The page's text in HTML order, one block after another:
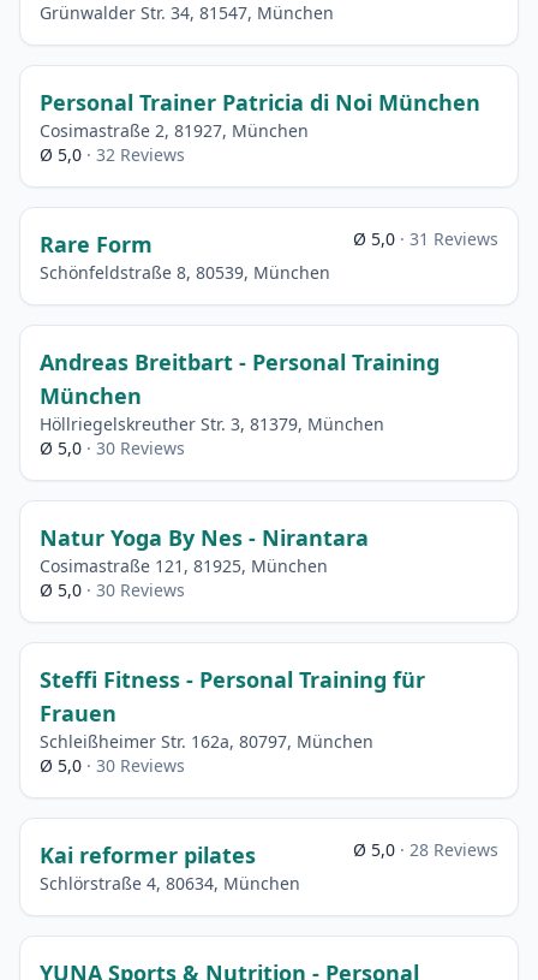
Grünwalder Str. 34, 81547, München
Personal Trainer Patricia di Noi München
Cosimastraße 2, 81927, München
Ø 5,0 · 32 Reviews
Rare Form
Schönfeldstraße 8, 80539, München
Ø 5,0 · 31 Reviews
Andreas Breitbart - Personal Training
München
Höllriegelskreuther Str. 3, 81379, München
Ø 5,0 · 30 Reviews
Natur Yoga By Nes - Nirantara
Cosimastraße 121, 81925, München
Ø 5,0 · 30 Reviews
Steffi Fitness - Personal Training für
Frauen
Schleißheimer Str. 162a, 80797, München
Ø 5,0 · 30 Reviews
Kai reformer pilates
Schlörstraße 4, 80634, München
Ø 5,0 · 28 Reviews
YUNA Sports & Nutrition - Personal